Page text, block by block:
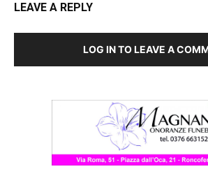
LEAVE A REPLY
LOG IN TO LEAVE A